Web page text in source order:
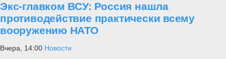
Экс-главком ВСУ: Россия нашла
противодействие практически всему
вооружению НАТО
Вчера, 14:00 Новости